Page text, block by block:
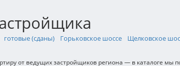
готовые (сданы) Горьковское шоссе
Щелковское
от ведущих застройщиков региона — в каталоге мы